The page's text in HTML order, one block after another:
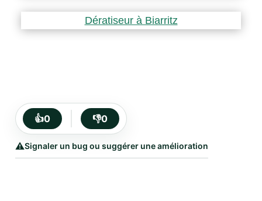
Dératiseur à Biarritz
👍0 👎0
⚠️Signaler un bug ou suggérer une amélioration